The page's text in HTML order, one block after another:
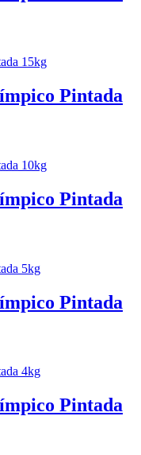
Pintada
Pintada
Pintada
Pintada